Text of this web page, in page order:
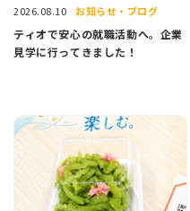
2026.08.10 お知らせ・ブログ
ティオで安心の就職活動へ。企業
見学に行ってきました！